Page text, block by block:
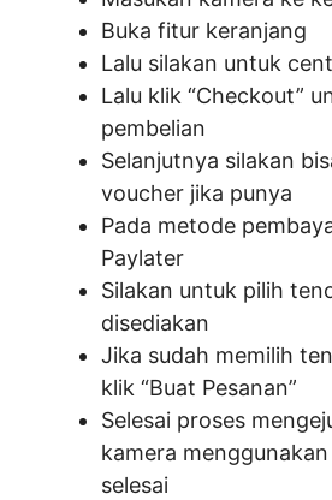
Buka fitur keranjang
Lalu silakan untuk
Lalu klik “Checkout”
pembelian
Selanjutnya silakan
voucher jika punya
Pada metode
Paylater
Silakan untuk pilih
disediakan
Jika sudah memilih
klik “Buat Pesanan”
Selesai proses
kamera
selesai